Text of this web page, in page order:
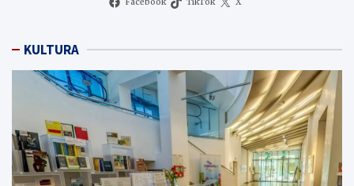
KULTURA